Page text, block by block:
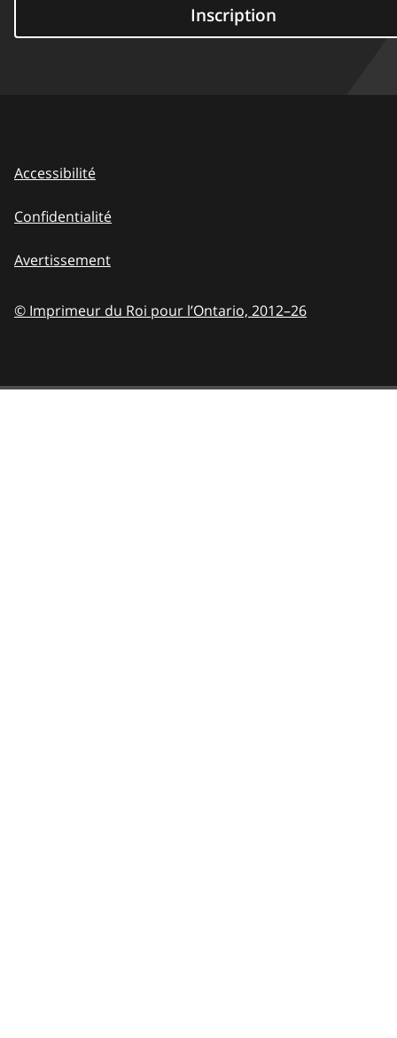
Inscription
Accessibilité
Confidentialité
Avertissement
© Imprimeur du Roi pour l’Ontario, 2012–26